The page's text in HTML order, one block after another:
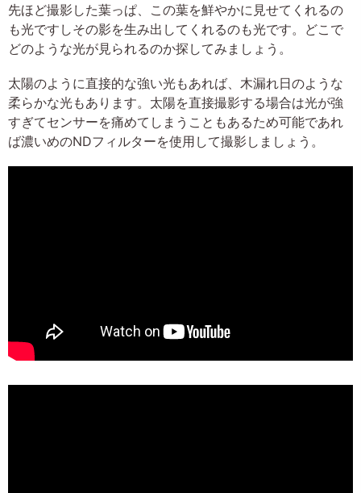
先ほど撮影した葉っぱ、この葉を鮮やかに見せてくれるの
も光ですしその影を生み出してくれるのも光です。どこで
どのような光が見られるのか探してみましょう。
太陽のように直接的な強い光もあれば、木漏れ日のような
柔らかな光もあります。太陽を直接撮影する場合は光が強
すぎてセンサーを痛めてしまうこともあるため可能であれ
ば濃いめのNDフィルターを使用して撮影しましょう。